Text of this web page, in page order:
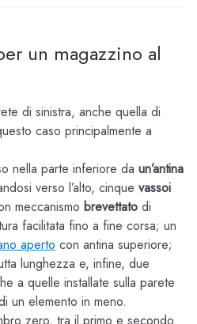
un magazzino al
di sinistra, anche quella di
caso principalmente a
nella parte inferiore da un’antina
verso l’alto, cinque vassoi
meccanismo brevettato di
facilitata fino a fine corsa; un
aperto con antina superiore;
lunghezza e, infine, due
a quelle installate sulla parete
un elemento in meno.